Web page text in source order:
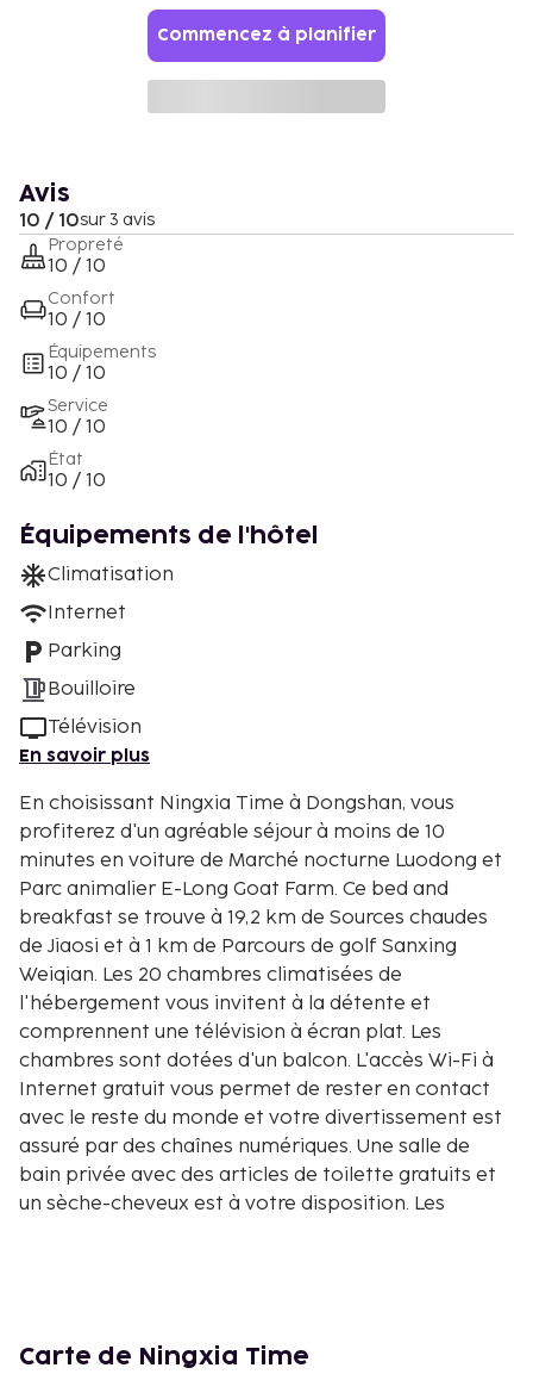
Commencez à planifier
Avis
10 / 10sur 3 avis
Propreté
10 / 10
Confort
10 / 10
Équipements
10 / 10
Service
10 / 10
État
10 / 10
Équipements de l'hôtel
Climatisation
Internet
Parking
Bouilloire
Télévision
En savoir plus
En choisissant Ningxia Time à Dongshan, vous
profiterez d'un agréable séjour à moins de 10
minutes en voiture de Marché nocturne Luodong et
Parc animalier E-Long Goat Farm. Ce bed and
breakfast se trouve à 19,2 km de Sources chaudes
de Jiaosi et à 1 km de Parcours de golf Sanxing
Weiqian. Les 20 chambres climatisées de
l'hébergement vous invitent à la détente et
comprennent une télévision à écran plat. Les
chambres sont dotées d'un balcon. L'accès Wi-Fi à
Internet gratuit vous permet de rester en contact
avec le reste du monde et votre divertissement est
assuré par des chaînes numériques. Une salle de
bain privée avec des articles de toilette gratuits et
un sèche-cheveux est à votre disposition. Les
Parc du barrage An-Nong - 1,8 km
Carte de Ningxia Time